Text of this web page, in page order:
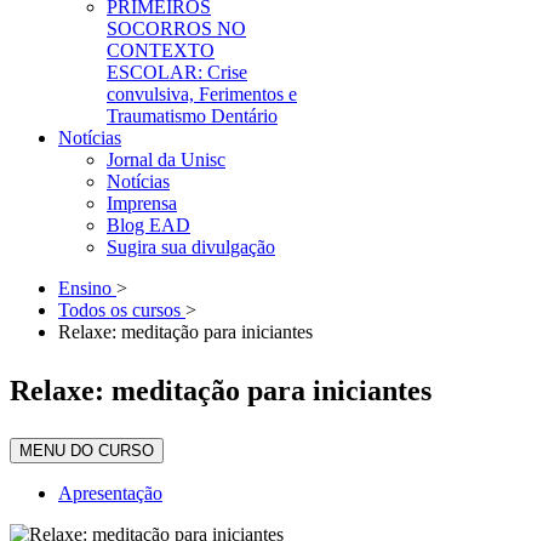
PRIMEIROS
SOCORROS NO
CONTEXTO
ESCOLAR: Crise
convulsiva, Ferimentos e
Traumatismo Dentário
Notícias
Jornal da Unisc
Notícias
Imprensa
Blog EAD
Sugira sua divulgação
Ensino >
Todos os cursos >
Relaxe: meditação para iniciantes
Relaxe: meditação para iniciantes
MENU DO CURSO
Apresentação